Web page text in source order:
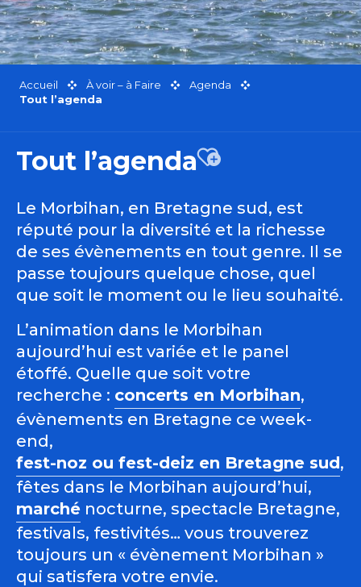
Accueil À voir – à Faire
Agenda
Tout l’agenda
Tout l’agendaAjouter aux
Le Morbihan, en Bretagne sud, est
réputé pour la diversité et la richesse
de ses évènements en tout genre. Il se
passe toujours quelque chose, quel
que soit le moment ou le lieu souhaité.
L’animation dans le Morbihan
aujourd’hui est variée et le panel
étoffé. Quelle que soit votre
recherche : concerts en Morbihan,
évènements en Bretagne ce week-
end,
fest-noz ou fest-deiz en Bretagne sud,
fêtes dans le Morbihan aujourd’hui,
marché nocturne, spectacle Bretagne,
festivals, festivités… vous trouverez
toujours un « évènement Morbihan »
qui satisfera votre envie.